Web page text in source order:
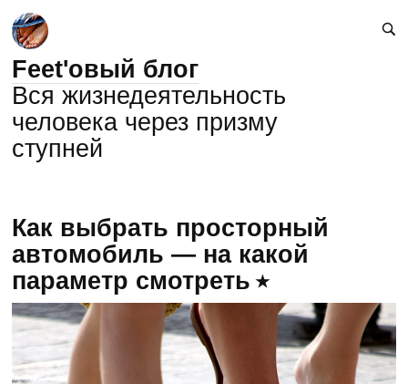
Feet'овый блог
Вся жизнедеятельность
человека через призму
ступней
Как выбрать просторный
автомобиль — на какой
параметр смотреть